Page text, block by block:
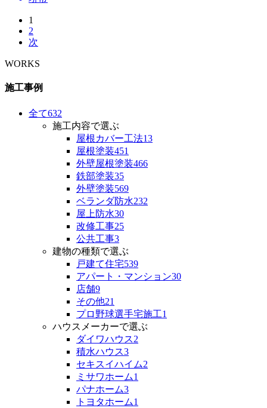
1
2
次
WORKS
施工事例
全て632
施工内容で選ぶ
屋根カバー工法13
屋根塗装451
外壁屋根塗装466
鉄部塗装35
外壁塗装569
ベランダ防水232
屋上防水30
改修工事25
公共工事3
建物の種類で選ぶ
戸建て住宅539
アパート・マンション30
店舗9
その他21
プロ野球選手宅施工1
ハウスメーカーで選ぶ
ダイワハウス2
積水ハウス3
セキスイハイム2
ミサワホーム1
パナホーム3
トヨタホーム1